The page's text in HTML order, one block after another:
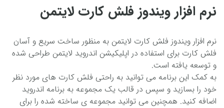
نرم افزار ویندوز فلش کارت لایتمن
نرم افزار ویندوز فلش کارت لایتمن به منظور ساخت سریع و آسان
فلش کارت برای استفاده در اپلیکیشن اندروید لایتمن طراحی شده
و توسعه یافته است.
به کمک این برنامه می توانید به راحتی فلش کارت های مورد نظر
خود را بسازید و سپس در قالب یک مجموعه به برنامه اندروید
اضافه کنید. همچنین می توانید مجموعه ی ساخته شده را برای